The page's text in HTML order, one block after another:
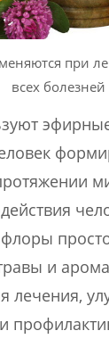
при
всех болезней
флоры
и
лечения,